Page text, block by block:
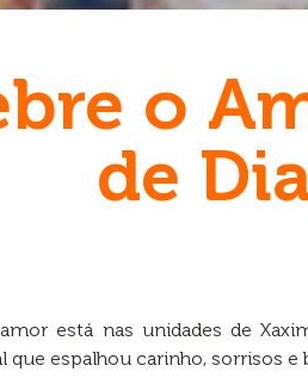
o
de
está nas unidades de
que espalhou carinho, sorrisos